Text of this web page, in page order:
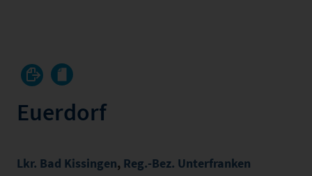
Euerdorf
Lkr. Bad Kissingen, Reg.-Bez. Unterfranken